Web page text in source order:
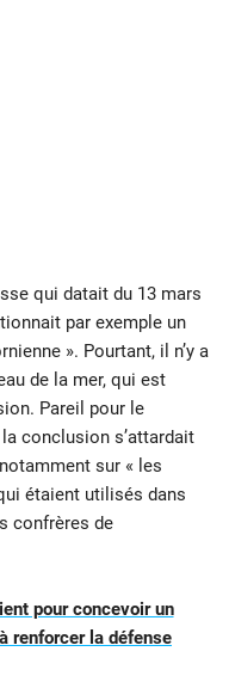
qui datait du 13 mars
par exemple un
». Pourtant, il n’y a
de la mer, qui est
Pareil pour le
conclusion s’attardait
sur « les
étaient utilisés dans
confrères de
pour concevoir un
renforcer la défense